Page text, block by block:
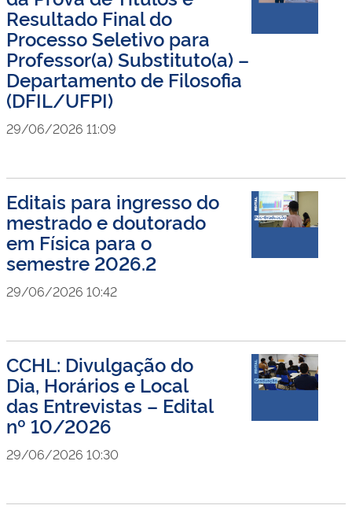
Resultado Final do
Processo Seletivo para
Professor(a) Substituto(a) –
Departamento de Filosofia
(DFIL/UFPI)
29/06/2026 11:09
Editais para ingresso do
mestrado e doutorado
em Física para o
semestre 2026.2
29/06/2026 10:42
CCHL: Divulgação do
Dia, Horários e Local
das Entrevistas – Edital
nº 10/2026
29/06/2026 10:30